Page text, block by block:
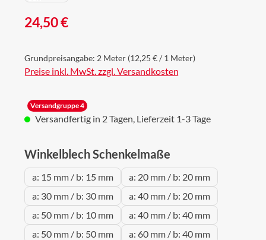
Regulärer Preis:
24,50 €
Grundpreisangabe: 2 Meter (12,25 € / 1 Meter)
Preise inkl. MwSt. zzgl. Versandkosten
Versandgruppe 4
Versandfertig in 2 Tagen, Lieferzeit 1-3 Tage
Winkelblech Schenkelmaße
a: 15 mm / b: 15 mm
a: 20 mm / b: 20 mm
a: 30 mm / b: 30 mm
a: 40 mm / b: 20 mm
a: 50 mm / b: 10 mm
a: 40 mm / b: 40 mm
a: 50 mm / b: 50 mm
a: 60 mm / b: 40 mm